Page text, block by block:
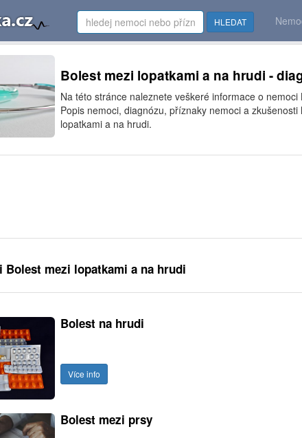
HLEDAT
Bolest mezi lopatkami a na hrudi -
Na této stránce naleznete veškeré informace o
Popis nemoci, diagnózu, příznaky nemoci a
lopatkami a na hrudi.
Bolest mezi lopatkami a na hrudi
Bolest na hrudi
Více info
Bolest mezi prsy